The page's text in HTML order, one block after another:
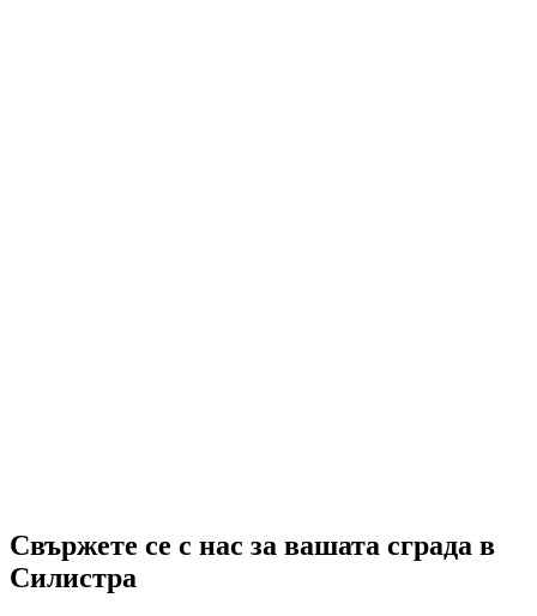
Свържете се с нас за вашата сграда в
Силистра